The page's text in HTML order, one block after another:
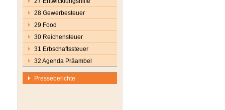
28 Gewerbesteuer
29 Food
30 Reichensteuer
31 Erbschaftssteuer
32 Agenda Präambel
Presseberichte